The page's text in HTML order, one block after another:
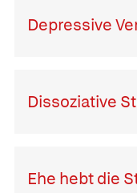
Depressive
Dissoziative
Ehe hebt die